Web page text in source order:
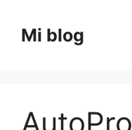
contenido
Mi blog
AutoPro